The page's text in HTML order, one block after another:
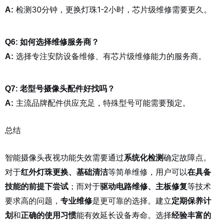
A: 检测30分钟，更换灯珠1-2小时，芯片级维修需要更久。
Q6: 如何选择维修服务商？
A: 选择专注安防设备维修、有芯片级维修能力的服务商。
Q7: 老型号摄像头配件好找吗？
A: 主流品牌配件供应充足，特殊型号可能需要预定。
总结
智能摄像头夜视功能失效需要通过系统化检测确定故障点。
对于红外灯珠更换、基础清洁等简单维修，用户可以在具备
技能的前提下尝试 ；而对于驱动电路维修、主板修复等技术
要求高的问题， 专业维修是更可靠的选择。建立定期保养计
划和正确的使用习惯能有效延长设备寿命。选择经验丰富的